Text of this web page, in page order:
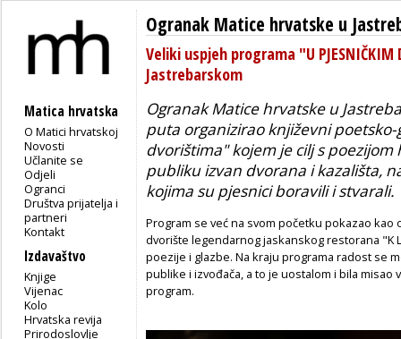
Matica hrvatska
O Matici hrvatskoj
Novosti
Učlanite se
Odjeli
Ogranci
Društva prijatelja i
partneri
Kontakt
Izdavaštvo
Knjige
Vijenac
Kolo
Hrvatska revija
Prirodoslovlje
Ogranak Matice hrvatske u
Veliki uspjeh programa "U PJESNIČKIM
Jastrebarskom
Ogranak Matice hrvatske u
puta organizirao književni
dvorištima" kojem je cilj s
publiku izvan dvorana i kazališta,
kojima su pjesnici boravili i stvarali.
Program se već na svom početku pokazao
dvorište legendarnog jaskanskog restorana
poezije i glazbe. Na kraju programa radost se
publike i izvođača, a to je uostalom i bila misao
program.